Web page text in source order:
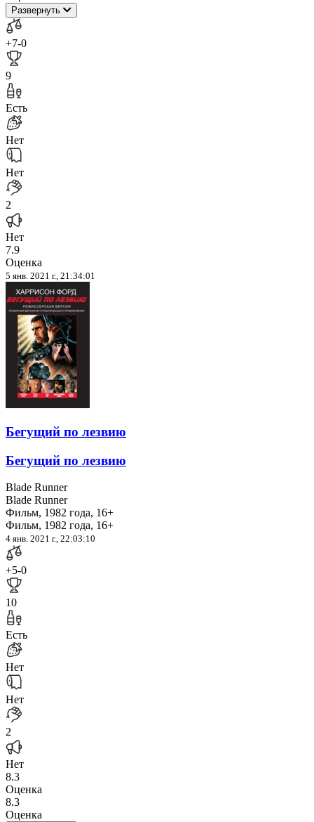
Развернуть
+7-0
9
Есть
Нет
Нет
2
Нет
7.9
Оценка
5 янв. 2021 г., 21:34:01
Бегущий по лезвию
Бегущий по лезвию
Blade Runner
Blade Runner
Фильм, 1982 года, 16+
Фильм, 1982 года, 16+
4 янв. 2021 г., 22:03:10
+5-0
10
Есть
Нет
Нет
2
Нет
8.3
Оценка
8.3
Оценка